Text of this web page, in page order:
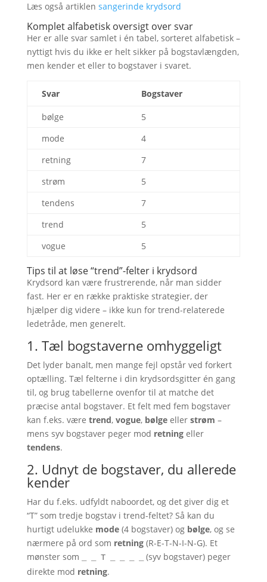
Læs også artiklen sangerinde krydsord
Komplet alfabetisk oversigt over svar
Her er alle svar samlet i én tabel, sorteret alfabetisk –
nyttigt hvis du ikke er helt sikker på bogstavlængden,
men kender et eller to bogstaver i svaret.
Svar Bogstaver
bølge
5
mode
4
retning
7
strøm
5
tendens
7
trend
5
vogue
5
Tips til at løse “trend”-felter i krydsord
Krydsord kan være frustrerende, når man sidder
fast. Her er en række praktiske strategier, der
hjælper dig videre – ikke kun for trend-relaterede
ledetråde, men generelt.
1. Tæl bogstaverne omhyggeligt
Det lyder banalt, men mange fejl opstår ved forkert
optælling. Tæl felterne i din krydsordsgitter én gang
til, og brug tabellerne ovenfor til at matche det
præcise antal bogstaver. Et felt med fem bogstaver
kan f.eks. være trend, vogue, bølgeeller strøm –
mens syv bogstaver peger mod retningeller
tendens.
2. Udnyt de bogstaver, du allerede
kender
Har du f.eks. udfyldt naboordet, og det giver dig et
“T” som tredje bogstav i trend-feltet? Så kan du
hurtigt udelukke mode(4 bogstaver) og bølge, og se
nærmere på ord som retning(R-E-T-N-I-N-G). Et
mønster som
_ _ T _ _ _ _
(syv bogstaver) peger
direkte mod retning.